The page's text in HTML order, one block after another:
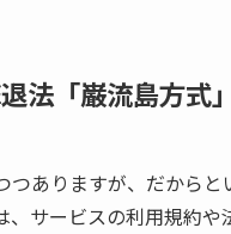
法「巌流島方式」
つありますが、だから
サービスの利用規約